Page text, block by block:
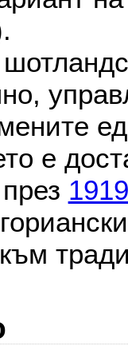
е
1919